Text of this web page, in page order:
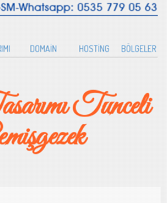
DOMAİN HOSTİNG BÖLGELER
Tunceli